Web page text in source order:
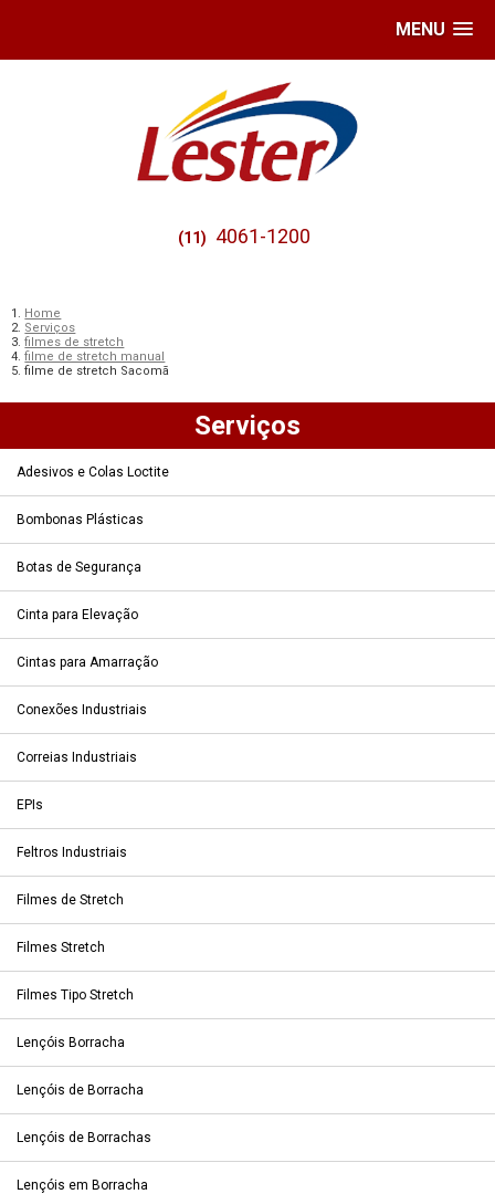
MENU
(11) 4061-1200
Home
Serviços
filmes de stretch
filme de stretch manual
filme de stretch Sacomã
Serviços
Adesivos e Colas Loctite
Bombonas Plásticas
Botas de Segurança
Cinta para Elevação
Cintas para Amarração
Conexões Industriais
Correias Industriais
EPIs
Feltros Industriais
Filmes de Stretch
Filmes Stretch
Filmes Tipo Stretch
Lençóis Borracha
Lençóis de Borracha
Lençóis de Borrachas
Lençóis em Borracha